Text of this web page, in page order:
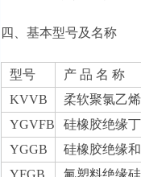
四、基本型号及名称
型号
产 品 名 称
KVVB
柔软聚氯乙
YGVFB
硅橡胶绝缘
YGGB
硅橡胶绝缘
YFGB
氟塑料绝缘